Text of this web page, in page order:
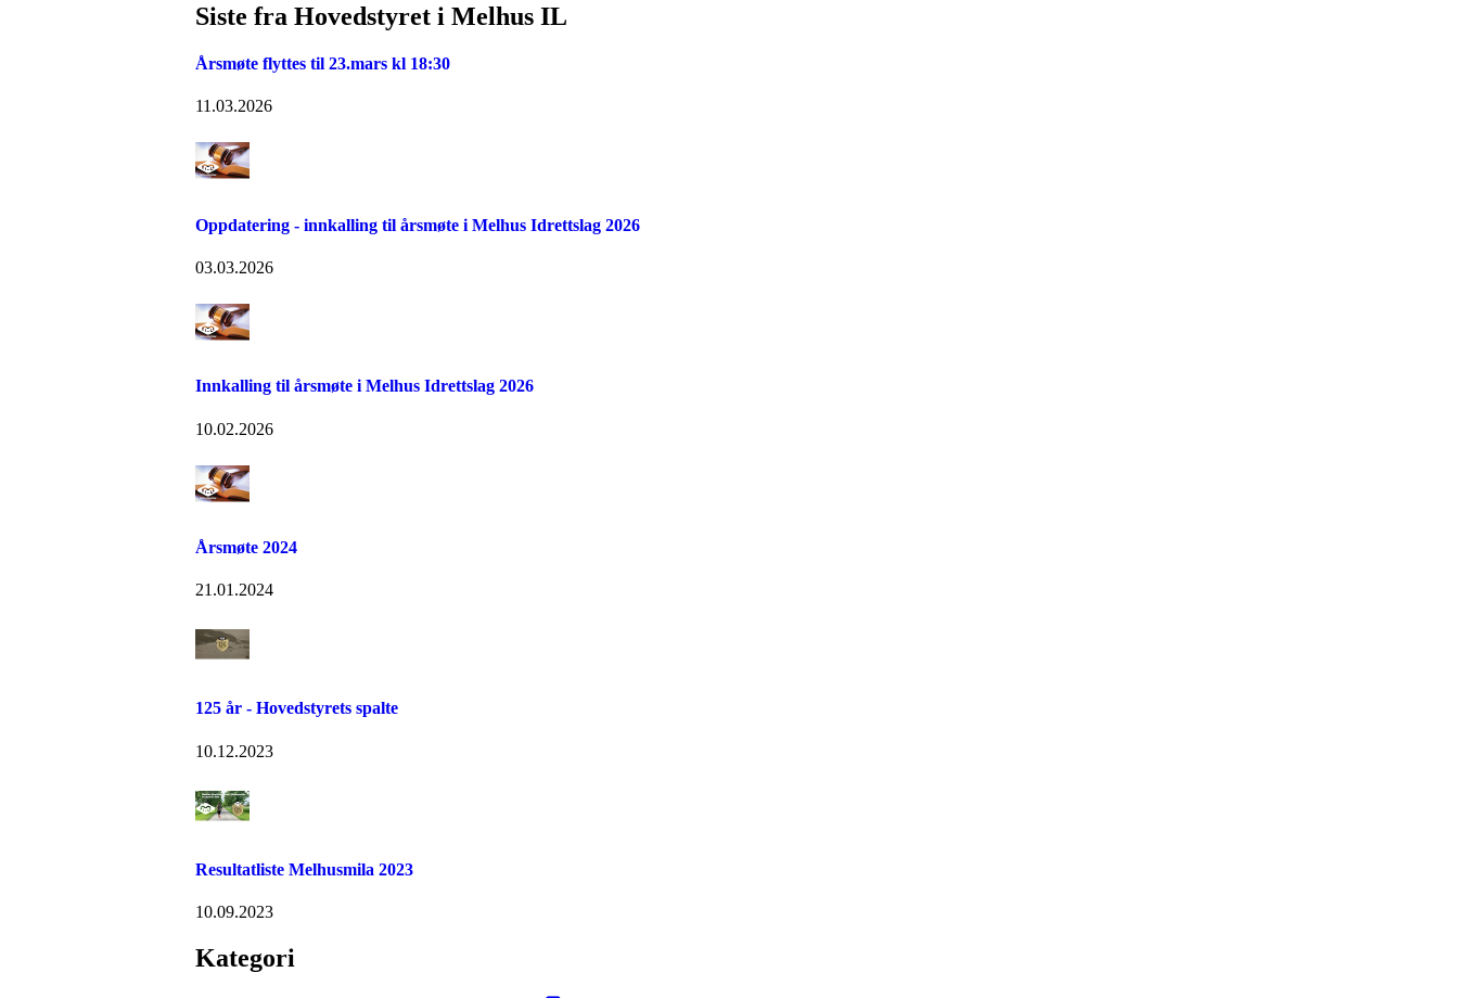
Siste fra Hovedstyret i Melhus IL
Årsmøte flyttes til 23.mars kl 18:30
11.03.2026
Oppdatering - innkalling til årsmøte i Melhus Idrettslag 2026
03.03.2026
Innkalling til årsmøte i Melhus Idrettslag 2026
10.02.2026
Årsmøte 2024
21.01.2024
125 år - Hovedstyrets spalte
10.12.2023
Resultatliste Melhusmila 2023
10.09.2023
Kategori